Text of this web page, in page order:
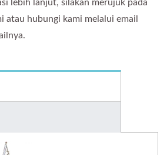
lebih lanjut, silakan merujuk pada
atau hubungi kami melalui email